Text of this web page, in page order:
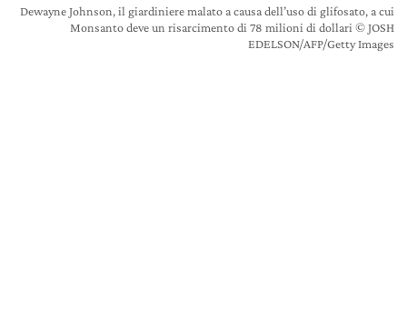
Dewayne Johnson, il giardiniere malato a causa dell’uso di glifosato, a cui
Monsanto deve un risarcimento di 78 milioni di dollari © JOSH
EDELSON/AFP/Getty Images